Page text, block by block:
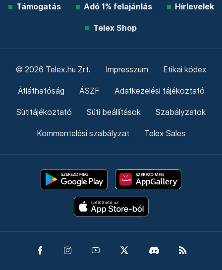
Támogatás Adó 1% felajánlás Hírlevelek
Telex Shop
© 2026 Telex.hu Zrt. Impresszum Etikai kódex
Átláthatóság ÁSZF Adatkezelési tájékoztató
Sütitájékoztató Süti beállítások Szabályzatok
Kommentelési szabályzat Telex Sales